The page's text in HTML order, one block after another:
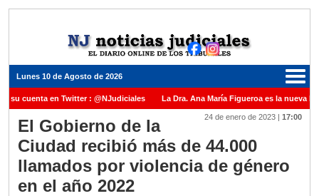
Lunes 10 de Agosto de 2026
cuenta en Twitter : @NJudiciales La Dra. Ana María Figueroa es la nueva
de la Nación una medalla al Dr. Raul Zaffaroni en reconocimiento por su
Carles para cubrir vacante en la Corte Suprema de Justicia de la Nación
ante el Juez Daniel Rafecas
24 de enero de 2023 | 17:00
El Gobierno de la
Ciudad recibió más de 44.000
llamados por violencia de género
en el año 2022